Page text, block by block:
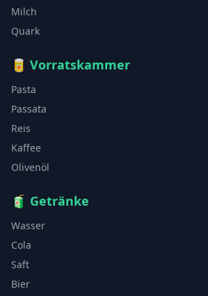
Milch
Quark
🥫 Vorratskammer
Pasta
Passata
Reis
Kaffee
Olivenöl
🧃 Getränke
Wasser
Cola
Saft
Bier